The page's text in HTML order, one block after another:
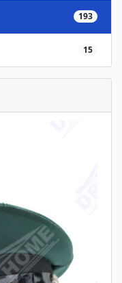
193
15